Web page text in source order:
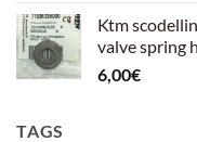
Ktm
valve spring
6,00€
TAGS